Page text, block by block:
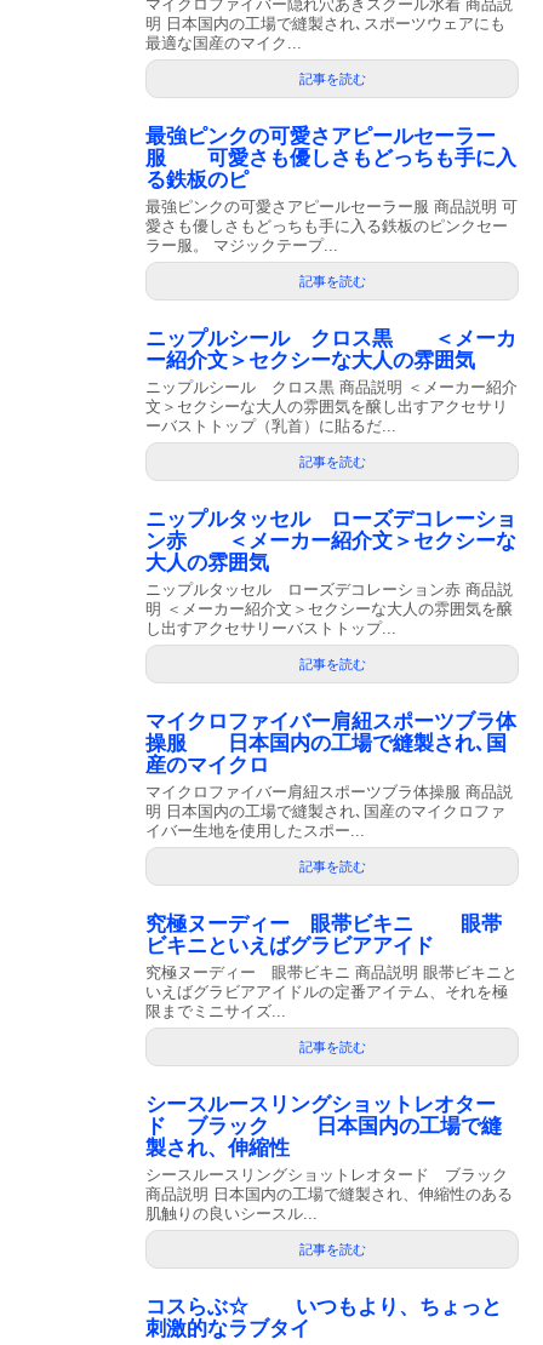
マイクロファイバー隠れ穴あきスクール水着 商品説
明 日本国内の工場で縫製され､スポーツウェアにも
最適な国産のマイク...
記事を読む
最強ピンクの可愛さアピールセーラー
服 可愛さも優しさもどっちも手に入
る鉄板のピ
最強ピンクの可愛さアピールセーラー服 商品説明 可
愛さも優しさもどっちも手に入る鉄板のピンクセー
ラー服。 マジックテープ...
記事を読む
ニップルシール クロス黒 ＜メーカ
ー紹介文＞セクシーな大人の雰囲気
ニップルシール クロス黒 商品説明 ＜メーカー紹介
文＞セクシーな大人の雰囲気を醸し出すアクセサリ
ーバストトップ（乳首）に貼るだ...
記事を読む
ニップルタッセル ローズデコレーショ
ン赤 ＜メーカー紹介文＞セクシーな
大人の雰囲気
ニップルタッセル ローズデコレーション赤 商品説
明 ＜メーカー紹介文＞セクシーな大人の雰囲気を醸
し出すアクセサリーバストトップ...
記事を読む
マイクロファイバー肩紐スポーツブラ体
操服 日本国内の工場で縫製され､国
産のマイクロ
マイクロファイバー肩紐スポーツブラ体操服 商品説
明 日本国内の工場で縫製され､国産のマイクロファ
イバー生地を使用したスポー...
記事を読む
究極ヌーディー 眼帯ビキニ 眼帯
ビキニといえばグラビアアイド
究極ヌーディー 眼帯ビキニ 商品説明 眼帯ビキニと
いえばグラビアアイドルの定番アイテム、それを極
限までミニサイズ...
記事を読む
シースルースリングショットレオター
ド ブラック 日本国内の工場で縫
製され、伸縮性
シースルースリングショットレオタード ブラック
商品説明 日本国内の工場で縫製され、伸縮性のある
肌触りの良いシースル...
記事を読む
コスらぶ☆ いつもより、ちょっと
刺激的なラブタイ